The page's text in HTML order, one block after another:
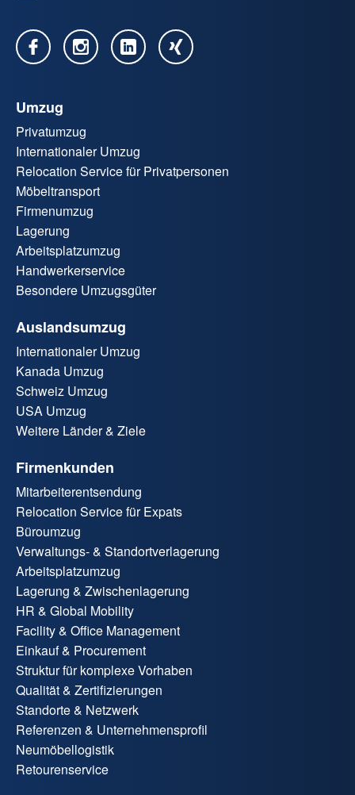
Umzug
Privatumzug
Internationaler Umzug
Relocation Service für Privatpersonen
Möbeltransport
Firmenumzug
Lagerung
Arbeitsplatzumzug
Handwerkerservice
Besondere Umzugsgüter
Auslandsumzug
Internationaler Umzug
Kanada Umzug
Schweiz Umzug
USA Umzug
Weitere Länder & Ziele
Firmenkunden
Mitarbeiterentsendung
Relocation Service für Expats
Büroumzug
Verwaltungs- & Standortverlagerung
Arbeitsplatzumzug
Lagerung & Zwischenlagerung
HR & Global Mobility
Facility & Office Management
Einkauf & Procurement
Struktur für komplexe Vorhaben
Qualität & Zertifizierungen
Standorte & Netzwerk
Referenzen & Unternehmensprofil
Neumöbellogistik
Retourenservice